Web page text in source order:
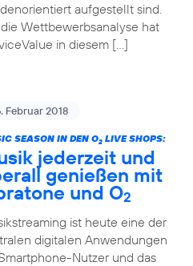
aufgestellt sind.
Wettbewerbsanalyse hat
in diesem […]
Februar 2018
SEASON IN DEN O2LIVE SHOPS:
jederzeit und
genießen mit
und O2
ist heute eine der
digitalen Anwendungen
Nutzer und das